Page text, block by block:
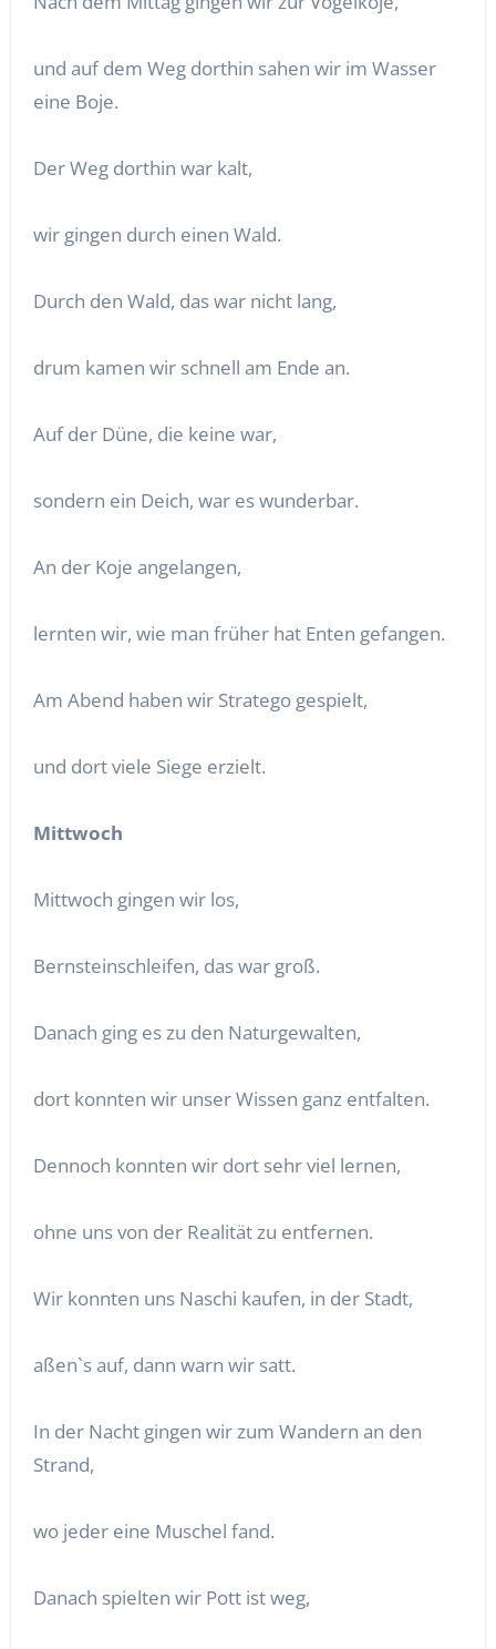
und auf dem Weg dorthin sahen wir im Wasser
eine Boje.
Der Weg dorthin war kalt,
wir gingen durch einen Wald.
Durch den Wald, das war nicht lang,
drum kamen wir schnell am Ende an.
Auf der Düne, die keine war,
sondern ein Deich, war es wunderbar.
An der Koje angelangen,
lernten wir, wie man früher hat Enten gefangen.
Am Abend haben wir Stratego gespielt,
und dort viele Siege erzielt.
Mittwoch
Mittwoch gingen wir los,
Bernsteinschleifen, das war groß.
Danach ging es zu den Naturgewalten,
dort konnten wir unser Wissen ganz entfalten.
Dennoch konnten wir dort sehr viel lernen,
ohne uns von der Realität zu entfernen.
Wir konnten uns Naschi kaufen, in der Stadt,
aßen`s auf, dann warn wir satt.
In der Nacht gingen wir zum Wandern an den
Strand,
wo jeder eine Muschel fand.
Danach spielten wir Pott ist weg,